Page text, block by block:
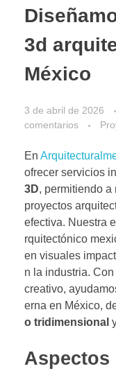
3d
México
3 de abril de 2026
comentarios
En
ofrecer servicios
3D, permitiendo
proyectos
efectiva. Nuestra
rquitectónico
en visuales
n la industria.
creativo,
erna en México,
o tridimensional
Aspectos